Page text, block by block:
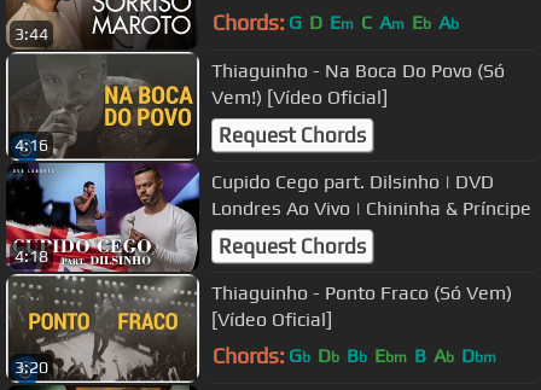
3:44 Chords: G D Em C Am Eb Ab
4:16
Thiaguinho - Na Boca Do Povo (Só
Vem!) [Vídeo Oficial]
Request Chords
4:18
Cupido Cego part. Dilsinho | DVD
Londres Ao Vivo | Chininha & Príncipe
Request Chords
3:20
Thiaguinho - Ponto Fraco (Só Vem)
[Vídeo Oficial]
Chords: Gb Db Bb Ebm B Ab Dbm